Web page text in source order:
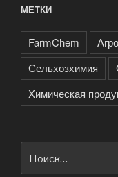
МЕТКИ
FarmChem
Сельхозхимия
Химическая